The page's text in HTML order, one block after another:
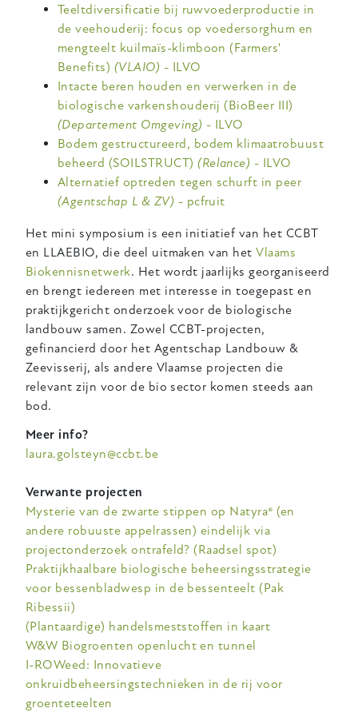
Teeltdiversificatie bij ruwvoederproductie in
de veehouderij: focus op voedersorghum en
mengteelt kuilmaïs-klimboon (Farmers'
Benefits) (VLAIO) - ILVO
Intacte beren houden en verwerken in de
biologische varkenshouderij (BioBeer III)
(Departement Omgeving) - ILVO
Bodem gestructureerd, bodem klimaatrobuust
beheerd (SOILSTRUCT)(Relance) - ILVO
Alternatief optreden tegen schurft in peer
(Agentschap L & ZV) - pcfruit
Het mini symposium is een initiatief van het CCBT
en LLAEBIO, die deel uitmaken van hetVlaams
Biokennisnetwerk. Het wordt jaarlijks georganiseerd
en brengt iedereen met interesse in toegepast en
praktijkgericht onderzoek voor de biologische
landbouw samen. Zowel CCBT-projecten,
gefinancierd door het Agentschap Landbouw &
Zeevisserij, als andere Vlaamse projecten die
relevant zijn voor de bio sector komen steeds aan
bod.
Meer info?
laura.golsteyn@ccbt.be
Verwante projecten
Mysterie van de zwarte stippen op Natyra® (en
andere robuuste appelrassen) eindelijk via
projectonderzoek ontrafeld? (Raadsel spot)
Praktijkhaalbare biologische beheersingsstrategie
voor bessenbladwesp in de bessenteelt (Pak
Ribessii)
(Plantaardige) handelsmeststoffen in kaart
W&W Biogroenten openlucht en tunnel
I-ROWeed: Innovatieve
onkruidbeheersingstechnieken in de rij voor
groenteteelten